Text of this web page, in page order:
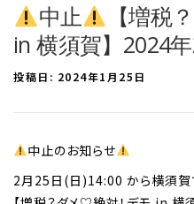
中止
【増税
in 横須賀】2024
投稿日: 2024年1月25日
中止のお知らせ
2月25日(日)14:00 から横須賀